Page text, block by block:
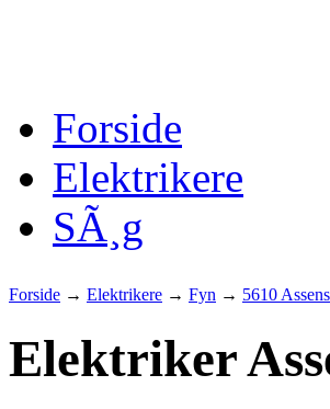
Forside
Elektrikere
SÃ¸g
Forside → Elektrikere → Fyn → 5610 Assens
Elektriker